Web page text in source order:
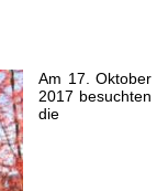
Am 17. Oktober
2017 besuchten
die